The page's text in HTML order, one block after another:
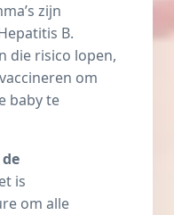
zijn
B.
die risico lopen,
om
baby te
is
om alle